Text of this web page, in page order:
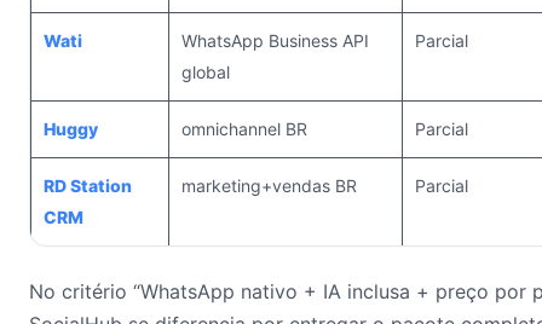
Wati
WhatsApp Business API
global
Parcial
Huggy omnichannel BR Parcial
RD Station
CRM
marketing+vendas BR Parcial
No critério “WhatsApp nativo + IA inclusa + preço por